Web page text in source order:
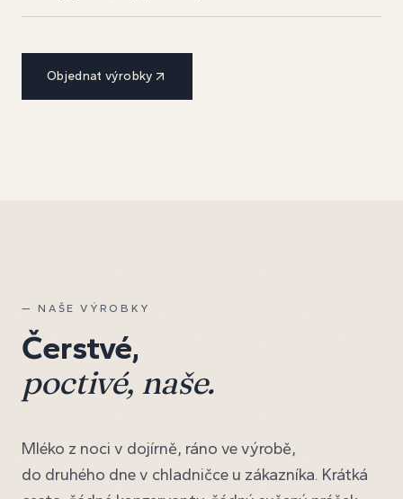
Objednat výrobky
— NAŠE VÝROBKY
Čerstvé,
poctivé, naše.
Mléko z noci v dojírně, ráno ve výrobě,
do druhého dne v chladničce u zákazníka. Krátká